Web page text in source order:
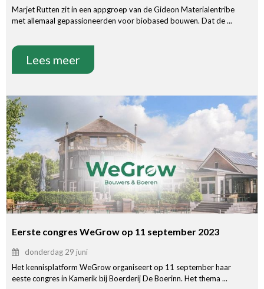
Marjet Rutten zit in een appgroep van de Gideon Materialentribe
met allemaal gepassioneerden voor biobased bouwen. Dat de ...
Lees meer
Eerste congres WeGrow op 11 september 2023
donderdag 29 juni
Het kennisplatform WeGrow organiseert op 11 september haar
eeste congres in Kamerik bij Boerderij De Boerinn. Het thema ...